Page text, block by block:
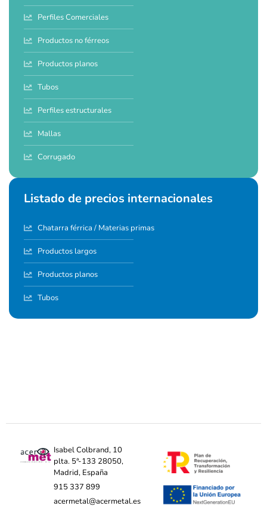
Perfiles Comerciales
Productos no férreos
Productos planos
Tubos
Perfiles estructurales
Mallas
Corrugado
Listado de precios internacionales
Chatarra férrica / Materias primas
Productos largos
Productos planos
Tubos
Isabel Colbrand, 10
plta. 5ª-133 28050,
Madrid, España
915 337 899
acermetal@acermetal.es